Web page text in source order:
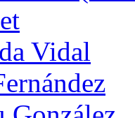
Vidal